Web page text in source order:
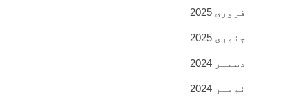
فروری 2025
جنوری 2025
دسمبر 2024
نومبر 2024